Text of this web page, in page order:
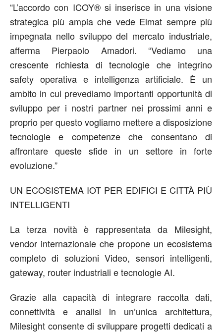
“L’accordo con ICOY® si inserisce in una visione
strategica più ampia che vede Elmat sempre più
impegnata nello sviluppo del mercato industriale,
afferma
Pierpaolo Amadori. “Vediamo una
crescente richiesta di tecnologie che integrino
safety operativa e intelligenza artificiale. È un
ambito in cui prevediamo importanti opportunità di
sviluppo per i nostri partner nei prossimi anni e
proprio per questo vogliamo mettere a disposizione
tecnologie e competenze che consentano di
affrontare queste sfide in un settore in forte
evoluzione.”
UN ECOSISTEMA IOT PER EDIFICI E CITTÀ PIÙ
INTELLIGENTI
La terza novità è rappresentata da Milesight,
vendor internazionale che propone un ecosistema
completo di soluzioniVideo, sensori intelligenti,
gateway, router industriali e tecnologie AI.
Grazie alla capacità di integrare raccolta dati,
connettività e analisi in un’unica architettura,
Milesight consente di sviluppare progetti dedicati a